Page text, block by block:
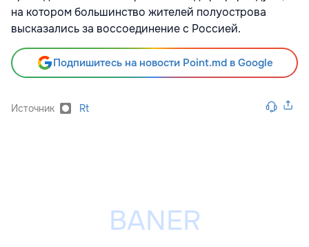
на котором большинство жителей полуострова
высказались за воссоединение с Россией.
Подпишитесь на новости Point.md в Google
Источник Rt